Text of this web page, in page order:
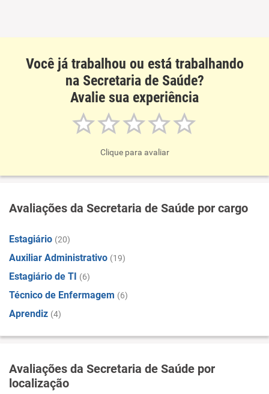
Você já trabalhou ou está trabalhando
na Secretaria de Saúde?
Avalie sua experiência
Clique para avaliar
Avaliações da Secretaria de Saúde por cargo
Estagiário (20)
Auxiliar Administrativo (19)
Estagiário de TI (6)
Técnico de Enfermagem (6)
Aprendiz (4)
Avaliações da Secretaria de Saúde por
localização